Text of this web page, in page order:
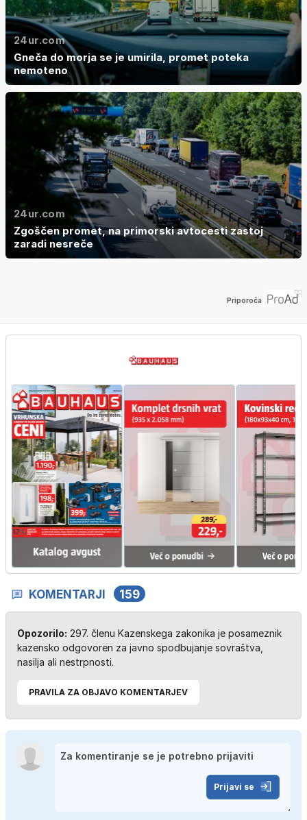
24ur.com
Gneča do morja se je umirila, promet poteka
nemoteno
24ur.com
Zgoščen promet, na primorski avtocesti zastoj
zaradi nesreče
Priporoča
KOMENTARJI 159
Opozorilo: 297. členu Kazenskega zakonika je posameznik
kazensko odgovoren za javno spodbujanje sovraštva,
nasilja ali nestrpnosti.
PRAVILA ZA OBJAVO KOMENTARJEV
Prijavi se